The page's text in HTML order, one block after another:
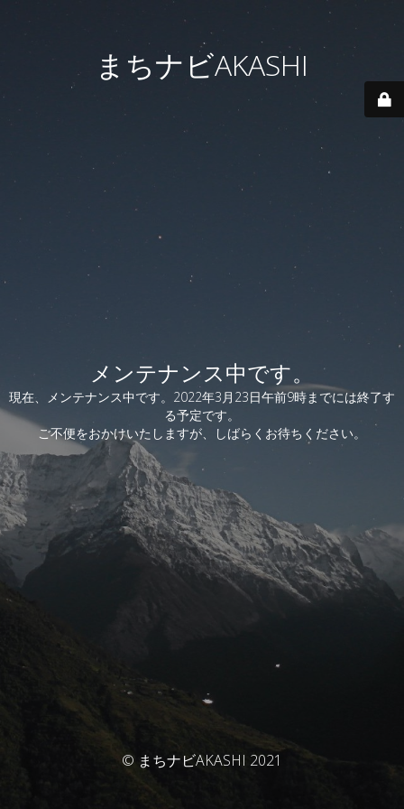
まちナビAKASHI
メンテナンス中です。
現在、メンテナンス中です。2022年3月23日午前9時までには終了す
る予定です。
ご不便をおかけいたしますが、しばらくお待ちください。
© まちナビAKASHI 2021